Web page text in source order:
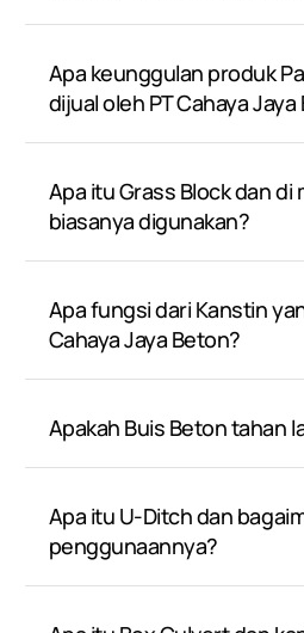
Apa keunggulan produk
dijual oleh PT Cahaya
Apa itu Grass Block dan di
biasanya digunakan?
Apa fungsi dari Kanstin
Cahaya Jaya Beton?
Apakah Buis Beton tahan
Apa itu U-Ditch dan
penggunaannya?